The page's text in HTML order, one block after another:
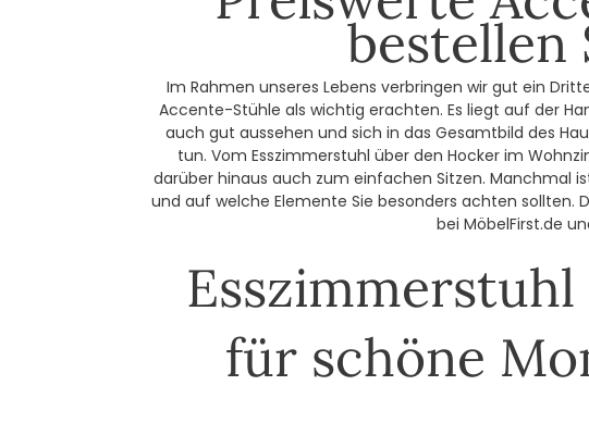
bestellen
Im Rahmen unseres Lebens verbringen wir gut ein
Accente-Stühle als wichtig erachten. Es liegt auf der
auch gut aussehen und sich in das Gesamtbild des
tun. Vom Esszimmerstuhl über den Hocker im
darüber hinaus auch zum einfachen Sitzen. Manchmal
und auf welche Elemente Sie besonders achten sollten.
bei MöbelFirst.de
für schöne